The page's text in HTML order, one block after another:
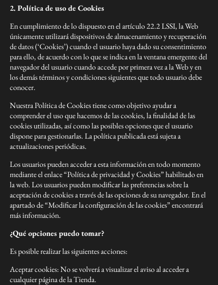
2. Política de uso de Cookies
En cumplimiento de lo dispuesto en el artículo 22.2 LSSI, la Web
únicamente utilizará dispositivos de almacenamiento y recuperación
de datos (‘Cookies’) cuando el usuario haya dado su consentimiento
para ello, de acuerdo con lo que se indica en la ventana emergente del
navegador del usuario cuando accede por primera vez a la Web y en
los demás términos y condiciones siguientes que todo usuario debe
conocer.
Nuestra Política de Cookies tiene como objetivo ayudar a
comprender el uso que hacemos de las cookies, la finalidad de las
cookies utilizadas, así como las posibles opciones que el usuario
dispone para gestionarlas. La política publicada está sujeta a
actualizaciones periódicas.
Los usuarios pueden acceder a esta información en todo momento
mediante el enlace “Política de privacidad y Cookies” habilitado en
la web. Los usuarios pueden modificar las preferencias sobre la
aceptación de cookies a través de las opciones de su navegador. En el
apartado de “Modificar la configuración de las cookies” encontrará
más información.
¿Qué opciones puedo tomar?
Es posible realizar las siguientes acciones:
Aceptar cookies: No se volverá a visualizar el aviso al acceder a
cualquier página de la Tienda.